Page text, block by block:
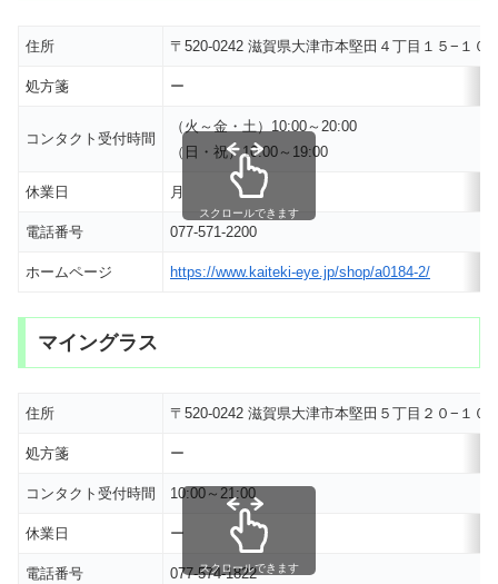
住所 〒520-0242 滋賀県大津市本堅田４丁目１５−１
処方箋 ー
コンタクト受付時間
（火～金・土）10:00～20:00
（日・祝）10:00～19:00
休業日 月
電話番号 077-571-2200
ホームページ https://www.kaiteki-eye.jp/shop/a0184-2/
スクロールできます
マイングラス
住所 〒520-0242 滋賀県大津市本堅田５丁目２０−１
処方箋 ー
コンタクト受付時間 10:00～21:00
休業日 ー
電話番号 077-574-1822
スクロールできます